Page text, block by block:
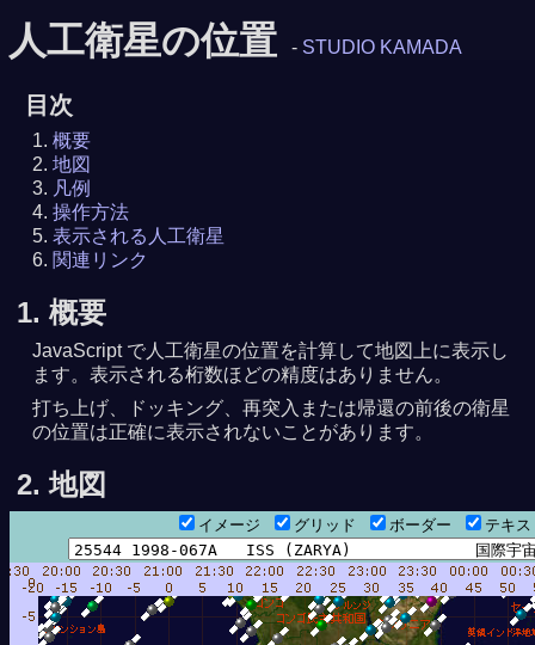
人工衛星の位置 - STUDIO KAMADA
目次
概要
地図
凡例
操作方法
表示される人工衛星
関連リンク
1. 概要
JavaScript で人工衛星の位置を計算して地図上に表示し
ます。表示される桁数ほどの精度はありません。
打ち上げ、ドッキング、再突入または帰還の前後の衛星
の位置は正確に表示されないことがあります。
2. 地図
イメージ グリッド ボーダー テキ